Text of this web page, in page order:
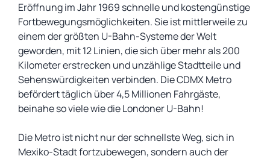
Eröffnung im Jahr 1969 schnelle und kostengünstige
Fortbewegungsmöglichkeiten. Sie ist mittlerweile zu
einem der größten U-Bahn-Systeme der Welt
geworden, mit 12 Linien, die sich über mehr als 200
Kilometer erstrecken und unzählige Stadtteile und
Sehenswürdigkeiten verbinden. Die CDMX Metro
befördert täglich über 4,5 Millionen Fahrgäste,
beinahe so viele wie die Londoner U-Bahn!
Die Metro ist nicht nur der schnellste Weg, sich in
Mexiko-Stadt fortzubewegen, sondern auch der